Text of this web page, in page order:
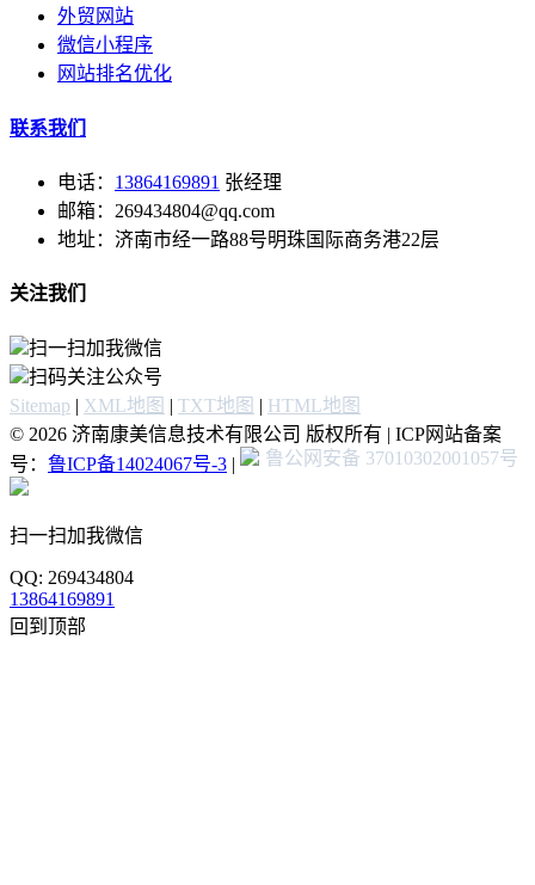
外贸网站
微信小程序
网站排名优化
联系我们
电话： 13864169891 张经理
邮箱：269434804@qq.com
地址：济南市经一路88号明珠国际商务港22层
关注我们
扫一扫加我微信
扫码关注公众号
Sitemap | XML地图 | TXT地图 | HTML地图
© 2026 济南康美信息技术有限公司 版权所有 | ICP网站备案
号： 鲁ICP备14024067号-3 | 鲁公网安备 37010302001057号
扫一扫加我微信
QQ: 269434804
13864169891
回到顶部